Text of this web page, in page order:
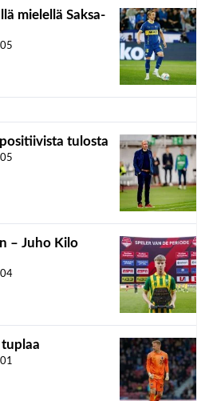
mielellä Saksa-
tulosta
– Juho Kilo